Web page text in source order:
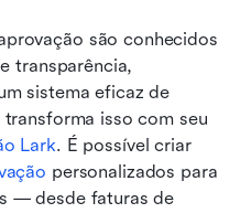
são conhecidos
transparência,
sistema eficaz de
isso com seu
Lark
. É possível criar
personalizados para
— desde faturas de